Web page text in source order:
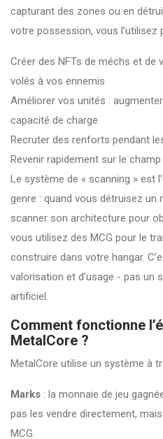
capturant des zones ou en
votre possession, vous l’utilisez
Créer des NFTs de méchs et de
volés à vos ennemis
Améliorer vos unités :
capacité de charge
Recruter des renforts pendant
Revenir rapidement sur le
Le système de « scanning » est
genre : quand vous détruisez un
scanner son architecture pour
vous utilisez des MCG pour le
construire dans votre hangar.
valorisation et d’usage - pas un
artificiel.
Comment fonctionne
MetalCore ?
MetalCore utilise un système à
Marks : la monnaie de jeu
pas les vendre directement,
MCG.